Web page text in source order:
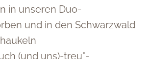
in unseren Duo-
und in den Schwarzwald
(und uns)-treu"-